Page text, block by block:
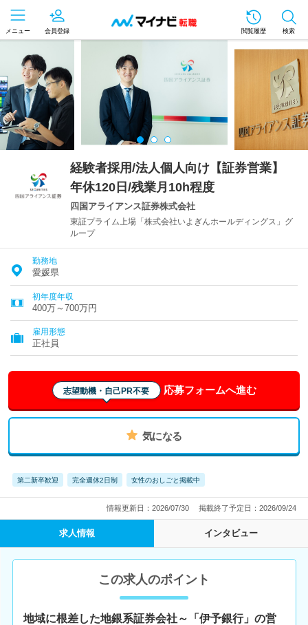
メニュー 会員登録 閲覧履歴 検索
経験者採用/法人個人向け【証券営業】
年休120日/残業月10h程度
四国アライアンス証券株式会社
東証プライム上場「株式会社いよぎんホールディングス」グ
ループ
勤務地
愛媛県
初年度年収
400万～700万円
雇用形態
正社員
志望動機・自己PR不要 応募フォームへ進む
気になる
第二新卒歓迎 完全週休2日制 女性のおしごと掲載中
情報更新日：2026/07/30 掲載終了予定日：2026/09/24
求人情報 インタビュー
この求人のポイント
地域に根差した地銀系証券会社～「伊予銀行」の営